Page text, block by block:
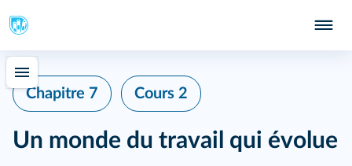
Chapitre 7 Cours 2
Un monde du travail qui évolue